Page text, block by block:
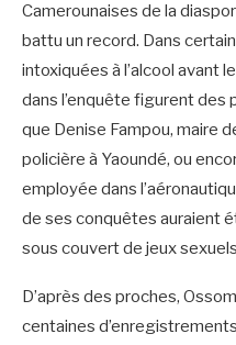
Camerounaises de la
battu un record. Dans
intoxiquées à l’alcool avant
dans l’enquête figurent
que Denise Fampou, maire
policière à Yaoundé, ou
employée dans
de ses conquêtes auraient
sous couvert de jeux
D’après des proches,
centaines